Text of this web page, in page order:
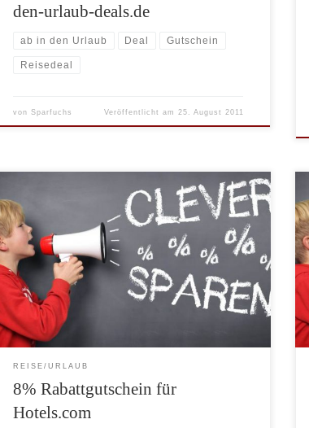
den-urlaub-deals.de
ab in den Urlaub Deal Gutschein
Reisedeal
vonSparfuchs Veröffentlicht am 25. August 2011
Wollen Sie kurzfristig noch Lastminute in den
Sommerurlaub? Wir können Ihnen heute dafür einen
exklusiven 8% Rabattgutschein für Hotels.com
anbieten. Der Gutschein ist bei einer Buchung bis zum
31.07.2010 mit einem Reisezeitraum bis spätestens
31.08.2010 einlösbar. Gutscheincode anzeigen * Um
die Inhalte dauerhaft kostenlos zur Verfügung stellen
zu können, finanzieren […]
REISE/URLAUB
8% Rabattgutschein für
Hotels.com